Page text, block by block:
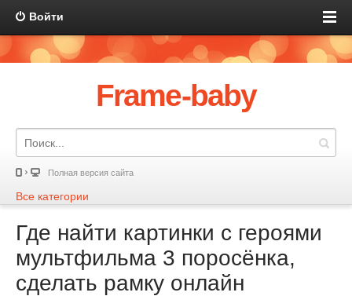
Войти
Frame-baby
Полная версия сайта
Все категории
Где найти картинки с героями
мультфильма 3 поросёнка,
сделать рамку онлайн